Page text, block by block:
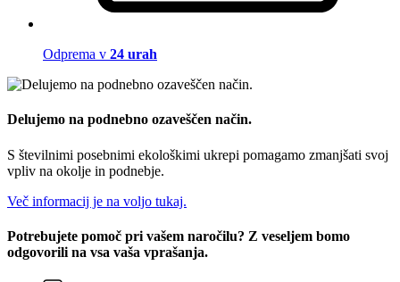
Odprema v 24 urah
Delujemo na podnebno ozaveščen način.
S številnimi posebnimi ekološkimi ukrepi pomagamo zmanjšati svoj
vpliv na okolje in podnebje.
Več informacij je na voljo tukaj.
Potrebujete pomoč pri vašem naročilu? Z veseljem bomo
odgovorili na vsa vaša vprašanja.